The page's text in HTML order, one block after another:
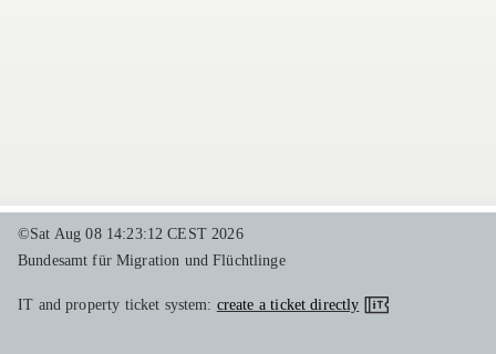
©Sat Aug 08 14:23:12 CEST 2026
Bundesamt für Migration und Flüchtlinge
IT and property ticket system: create a ticket directly